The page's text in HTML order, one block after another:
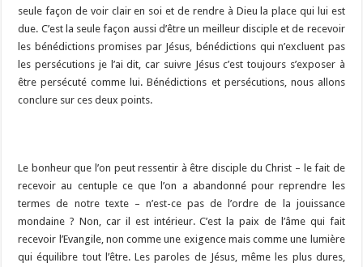
seule façon de voir clair en soi et de rendre à Dieu la place qui lui est
due. C’est la seule façon aussi d’être un meilleur disciple et de recevoir
les bénédictions promises par Jésus, bénédictions qui n’excluent pas
les persécutions je l’ai dit, car suivre Jésus c’est toujours s’exposer à
être persécuté comme lui. Bénédictions et persécutions, nous allons
conclure sur ces deux points.
Le bonheur que l’on peut ressentir à être disciple du Christ – le fait de
recevoir au centuple ce que l’on a abandonné pour reprendre les
termes de notre texte – n’est-ce pas de l’ordre de la jouissance
mondaine ? Non, car il est intérieur. C’est la paix de l’âme qui fait
recevoir l’Evangile, non comme une exigence mais comme une lumière
qui équilibre tout l’être. Les paroles de Jésus, même les plus dures,